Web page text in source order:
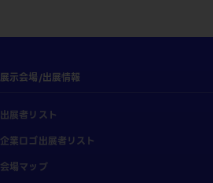
展示会場/出展情報
出展者リスト
企業ロゴ出展者リスト
会場マップ